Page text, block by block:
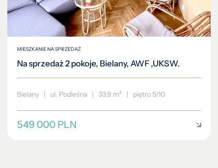
MIESZKANIE NA SPRZEDAŻ
Na sprzedaż 2 pokoje, Bielany, AWF ,UKSW.
Bielany | ul. Podleśna | 33.9 m² | piętro 5/10
549 000 PLN